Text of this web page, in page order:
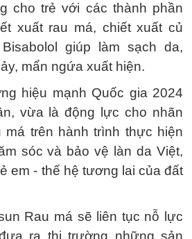
cho trẻ với các thành phần
xuất rau má, chiết xuất củ
giúp làm sạch da,
mẩn ngứa xuất hiện.
hiệu mạnh Quốc gia 2024
vừa là động lực cho nhãn
má trên hành trình thực hiện
sóc và bảo vệ làn da Việt,
em - thế hệ tương lai của đất
Rau má sẽ liên tục nỗ lực
ra thị trường những sản